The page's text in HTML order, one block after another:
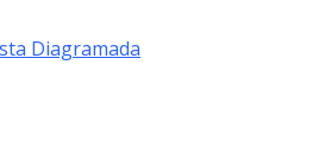
Diagramada